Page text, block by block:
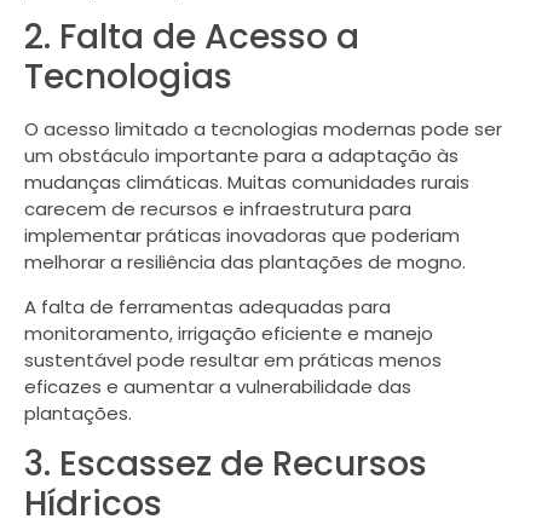
2. Falta de Acesso a
Tecnologias
O acesso limitado a tecnologias modernas pode ser
um obstáculo importante para a adaptação às
mudanças climáticas. Muitas comunidades rurais
carecem de recursos e infraestrutura para
implementar práticas inovadoras que poderiam
melhorar a resiliência das plantações de mogno.
A falta de ferramentas adequadas para
monitoramento, irrigação eficiente e manejo
sustentável pode resultar em práticas menos
eficazes e aumentar a vulnerabilidade das
plantações.
3. Escassez de Recursos
Hídricos